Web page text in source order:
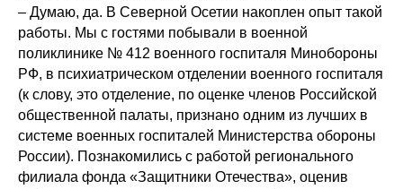
– Думаю, да. В Северной Осетии накоплен опыт такой
работы. Мы с гостями побывали в военной
поликлинике № 412 военного госпиталя Минобороны
РФ, в психиатрическом отделении военного госпиталя
(к слову, это отделение, по оценке членов Российской
общественной палаты, признано одним из лучших в
системе военных госпиталей Министерства обороны
России). Познакомились с работой регионального
филиала фонда «Защитники Отечества», оценив